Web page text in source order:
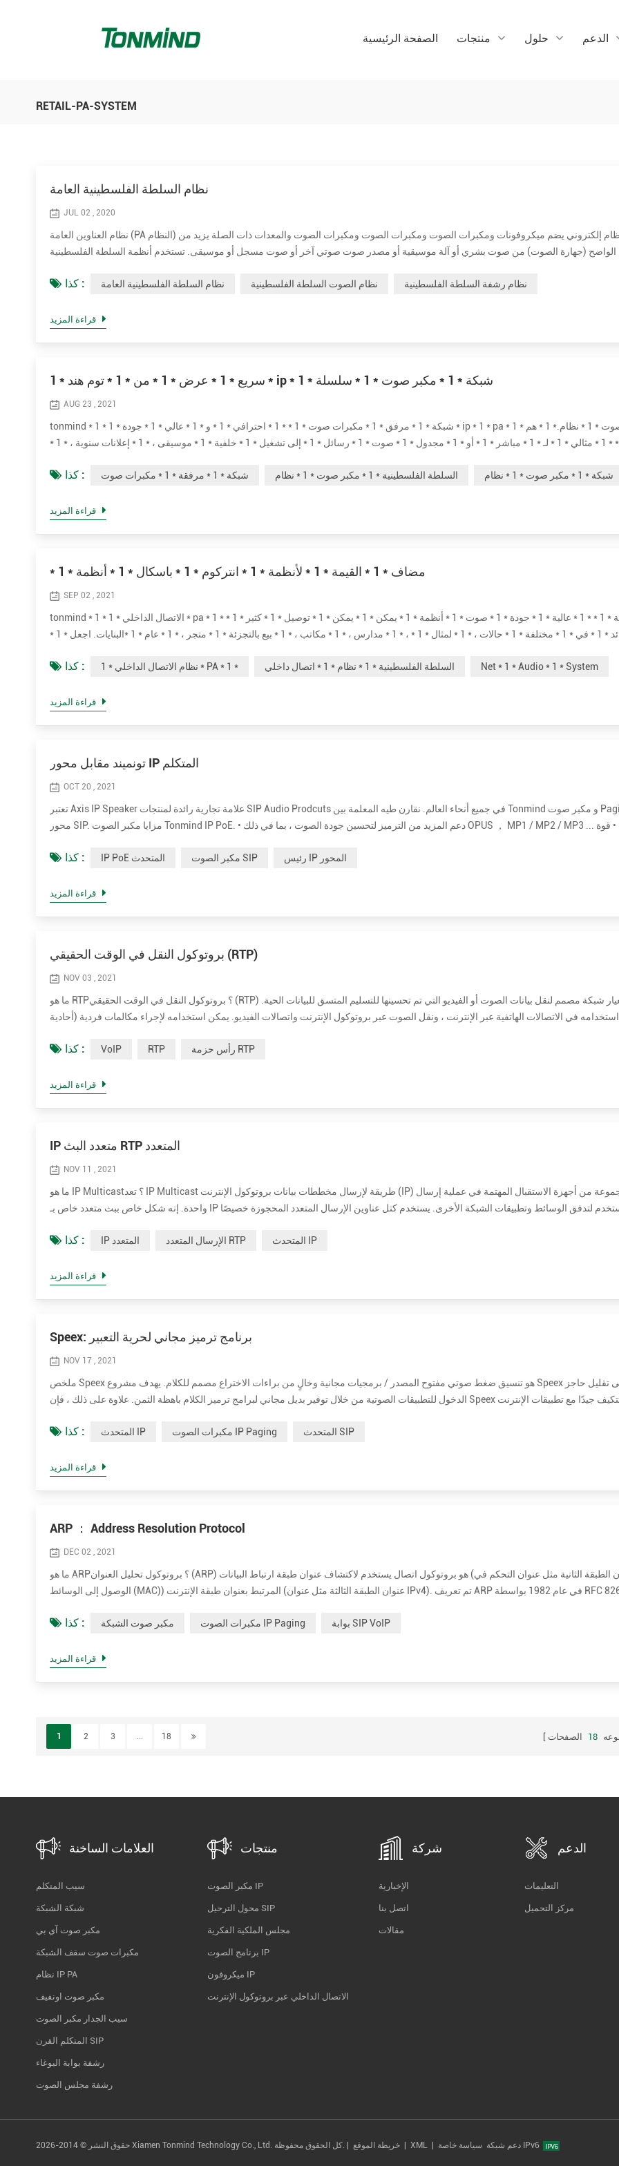
الصفحة الرئيسية منتجات حلول الدعم
RETAIL-PA-SYSTEM
نظام السلطة الفلسطينية العامة
JUL 02 , 2020
نظام العناوين العامة (PA النظام) هو نظام إلكتروني يضم ميكروفونات ومكبرات الصوت ومكبرات الصوت ومكبرات الصوت والمعدات ذات الصلة يزيد من
الواضح (جهارة الصوت) من صوت بشري أو آلة موسيقية أو مصدر صوت صوتي آخر أو صوت مسجل أو موسيقى. تستخدم أنظمة السلطة الفلسطينية
كذا : نظام السلطة الفلسطينية العامة نظام الصوت السلطة الفلسطينية نظام رشفة السلطة الفلسطينية
قراءة المزيد
سريع * 1 * عرض * 1 * من * 1 * توم هند * 1 * ip * 1 * شبكة * 1 * مكبر صوت * 1 * سلسلة
AUG 23 , 2021
tonmind * 1 * شبكة * 1 * مرفق * 1 * مكبرات صوت * 1 * * 1 * احترافي * 1 * و * 1 * عالي * 1 * جودة * 1 * ip * 1 * pa * 1 * مكبر صوت * 1 * نظام.* 1 * هم
* 1 * * 1 * مثالي * 1 * لـ * 1 * مباشر * 1 * أو * 1 * مجدول * 1 * صوت * 1 * رسائل * 1 * إلى تشغيل * 1 * خلفية * 1 * موسيقى ، * 1 * إعلانات سنوية ، * 1 *
كذا : شبكة * 1 * مرفقة * 1 * مكبرات صوت السلطة الفلسطينية * 1 * مكبر صوت * 1 * نظام شبكة * 1 * مكبر صوت * 1 * نظام
قراءة المزيد
* 1 * مضاف * 1 * القيمة * 1 * لأنظمة * 1 * انتركوم * 1 * باسكال * 1 * أنظمة
SEP 02 , 2021
tonmind * 1 * الاتصال الداخلي * 1 * pa * 1 * أنظمة * 1 * * 1 * عالية * 1 * جودة * 1 * صوت * 1 * أنظمة * 1 * يمكن * 1 * يمكن * 1 * توصيل * 1 * كثير * 1 *
الفوائد * 1 * في * 1 * مختلفة * 1 * حالات ، * 1 * لمثال * 1 * ، * 1 * مدارس ، * 1 * مكاتب ، * 1 * بيع بالتجزئة * 1 * متجر ، * 1 * عام * 1 *البنايات. اجعل * 1 *
كذا : نظام الاتصال الداخلي * 1 * PA * 1 * السلطة الفلسطينية * 1 * نظام * 1 * اتصال داخلي Net * 1 * Audio * 1 * System
قراءة المزيد
تونميند مقابل محور IP المتكلم
OCT 20 , 2021
تعتبر Axis IP Speaker علامة تجارية رائدة لمنتجات SIP Audio Prodcuts في جميع أنحاء العالم. نقارن طيه المعلمة بين Tonmind و مكبر صوت Paging
محور SIP. مزايا مكبر الصوت Tonmind IP PoE. • دعم المزيد من الترميز لتحسين جودة الصوت ، بما في ذلك OPUS ， MP1 / MP2 / MP3 ... إلخ. • قوة
كذا : IP PoE المتحدث مكبر الصوت SIP رئيس IP المحور
قراءة المزيد
بروتوكول النقل في الوقت الحقيقي (RTP)
NOV 03 , 2021
ما هو RTP؟ بروتوكول النقل في الوقت الحقيقي (RTP) هو معيار شبكة مصمم لنقل بيانات الصوت أو الفيديو التي تم تحسينها للتسليم المتسق للبيانات الحية.
في الاتصالات الهاتفية عبر الإنترنت ، ونقل الصوت عبر بروتوكول الإنترنت واتصالات الفيديو. يمكن استخدامه لإجراء مكالمات فردية (أحادية
كذا : VoIP RTP رأس حزمة RTP
قراءة المزيد
IP متعدد البث RTP المتعدد
NOV 11 , 2021
ما هو IP Multicast؟ تعد IP Multicast طريقة لإرسال مخططات بيانات بروتوكول الإنترنت (IP) إلى مجموعة من أجهزة الاستقبال المهتمة في عملية إرسال
واحدة. إنه شكل خاص ببث متعدد خاص بـ IP ويستخدم لتدفق الوسائط وتطبيقات الشبكة الأخرى. يستخدم كتل عناوين الإرسال المتعدد المحجوزة خصيصًا
كذا : IP المتعدد الإرسال المتعدد RTP المتحدث IP
قراءة المزيد
Speex: برنامج ترميز مجاني لحرية التعبير
NOV 17 , 2021
ملخص Speex هو تنسيق ضغط صوتي مفتوح المصدر / برمجيات مجانية وخالٍ من براءات الاختراع مصمم للكلام. يهدف مشروع Speex إلى تقليل حاجز
الدخول للتطبيقات الصوتية من خلال توفير بديل مجاني لبرامج ترميز الكلام باهظة الثمن. علاوة على ذلك ، فإن Speex تتكيف جيدًا مع تطبيقات الإنترنت
كذا : المتحدث IP مكبرات الصوت IP Paging المتحدث SIP
قراءة المزيد
ARP ： Address Resolution Protocol
DEC 02 , 2021
ما هو ARP؟ بروتوكول تحليل العنوان (ARP) هو بروتوكول اتصال يستخدم لاكتشاف عنوان طبقة ارتباط البيانات (عنوان الطبقة الثانية مثل عنوان التحكم في
الوصول إلى الوسائط (MAC)) المرتبط بعنوان طبقة الإنترنت (عنوان الطبقة الثالثة مثل عنوان IPv4). تم تعريف ARP في عام 1982 بواسطة RFC 826. ARP
كذا : مكبر صوت الشبكة مكبرات الصوت IP Paging بوابة SIP VoIP
قراءة المزيد
1 2 3 ... 18 18 الصفحات
العلامات الساخنة
سيب المتكلم
شبكة الشبكة
مكبر صوت آي بي
مكبرات صوت سقف الشبكة
نظام IP PA
مكبر صوت اونفيف
سيب الجدار مكبر الصوت
المتكلم القرن SIP
رشفة بوابة البوغاء
رشفة مجلس الصوت
منتجات
مكبر الصوت IP
محول الترحيل SIP
مجلس الملكية الفكرية
برنامج الصوت IP
ميكروفون IP
الاتصال الداخلي عبر بروتوكول الإنترنت
شركة
الإخبارية
اتصل بنا
مقالات
الدعم
التعليمات
مركز التحميل
حقوق النشر © 2014-2026 Xiamen Tonmind Technology Co., Ltd. كل الحقوق محفوظة. | خريطة الموقع XML سياسة خاصة دعم شبكة IPv6